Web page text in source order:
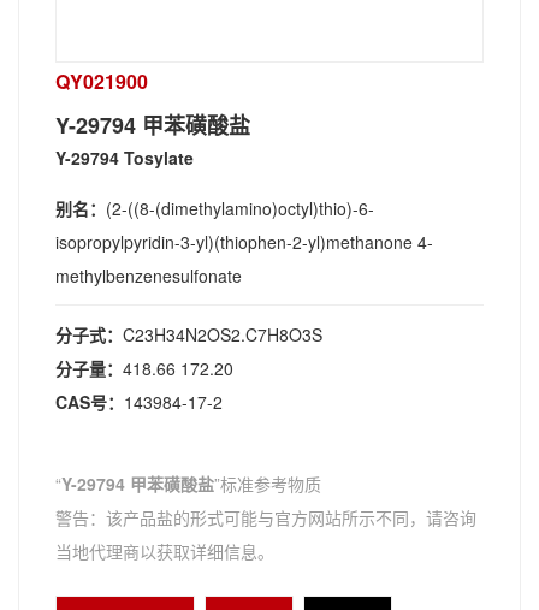
QY021900
Y-29794 甲苯磺酸盐
Y-29794 Tosylate
别名： (2-((8-(dimethylamino)octyl)thio)-6-
isopropylpyridin-3-yl)(thiophen-2-yl)methanone 4-
methylbenzenesulfonate
分子式： C23H34N2OS2.C7H8O3S
分子量： 418.66 172.20
CAS号： 143984-17-2
“Y-29794 甲苯磺酸盐”标准参考物质
警告：该产品盐的形式可能与官方网站所示不同，请咨询
当地代理商以获取详细信息。